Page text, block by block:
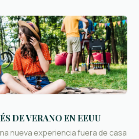
DE VERANO EN EEUU
nueva experiencia fuera de casa